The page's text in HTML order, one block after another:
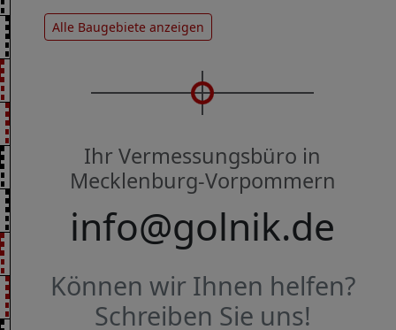
Alle Baugebiete anzeigen
Ihr Vermessungsbüro in
Mecklenburg-Vorpommern
info@golnik.de
Können wir Ihnen helfen?
Schreiben Sie uns!